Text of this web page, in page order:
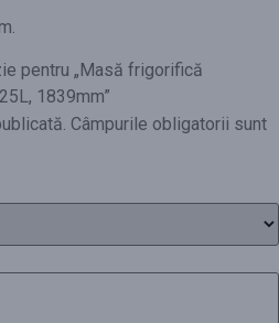
pentru „Masă frigorifică
1839mm”
Câmpurile obligatorii sunt